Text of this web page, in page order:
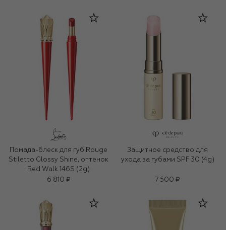
Помада-блеск для губ Rouge
Stiletto Glossy Shine, оттенок
Red Walk 146S (2g)
6 810 ₽
Защитное средство для
ухода за губами SPF 30 (4g)
7 500 ₽